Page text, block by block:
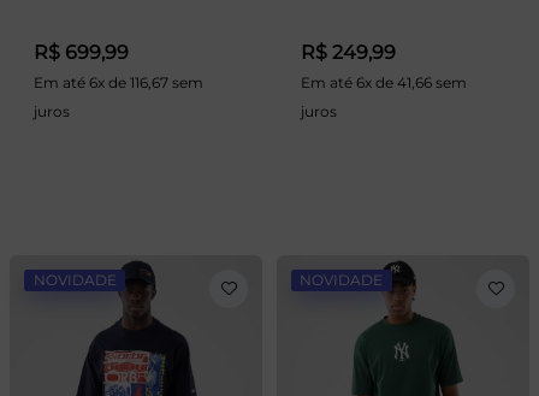
R$ 699,99
Em até 6x de 116,67 sem
juros
R$ 249,99
Em até 6x de 41,66 sem
juros
NOVIDADE NOVIDADE